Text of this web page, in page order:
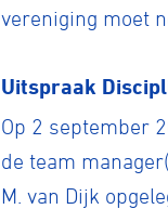
vereniging moet
Uitspraak
Op 2 september
de team
M. van Dijk